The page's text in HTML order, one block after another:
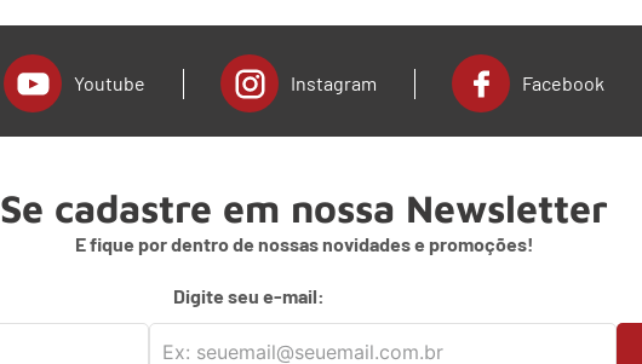
Youtube Instagram Facebook
Se cadastre em nossa Newsletter
E fique por dentro de nossas novidades e promoções!
Digite seu e-mail: